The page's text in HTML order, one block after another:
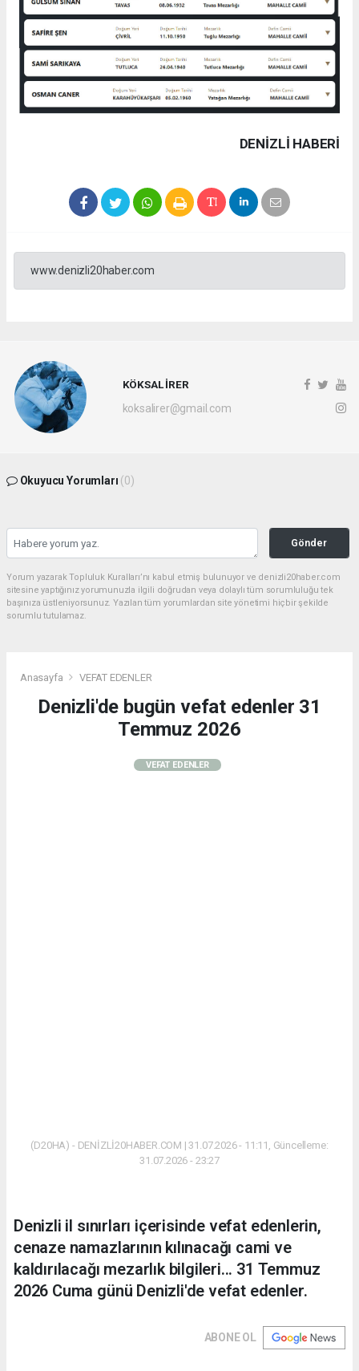
DENIZLI HABERİ
www.denizli20haber.com
KÖKSAL İRER
koksalirer@gmail.com
Okuyucu Yorumları (0)
Gönder
Yorum yazarak Topluluk Kuralları’nı kabul etmiş bulunuyor ve denizli20haber.com
sitesine yaptığınız yorumunuzla ilgili doğrudan veya dolaylı tüm sorumluluğu tek
başınıza üstleniyorsunuz. Yazılan tüm yorumlardan site yönetimi hiçbir şekilde
sorumlu tutulamaz.
Anasayfa VEFAT EDENLER
Denizli'de bugün vefat edenler 31
Temmuz 2026
VEFAT EDENLER
(D20HA) - DENİZLİ20HABER.COM | 31.07.2026 - 11:11, Güncelleme:
31.07.2026 - 23:27
Denizli il sınırları içerisinde vefat edenlerin,
cenaze namazlarının kılınacağı cami ve
kaldırılacağı mezarlık bilgileri... 31 Temmuz
2026 Cuma günü Denizli'de vefat edenler.
ABONE OL